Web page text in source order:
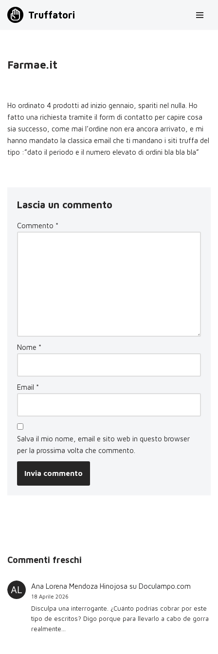
Truffatori
Farmae.it
Ho ordinato 4 prodotti ad inizio gennaio, spariti nel nulla. Ho
fatto una richiesta tramite il form di contatto per capire cosa
sia successo, come mai l’ordine non era ancora arrivato, e mi
hanno mandato la classica email che ti mandano i siti truffa del
tipo :”dato il periodo e il numero elevato di ordini bla bla bla”
Lascia un commento
Commento *
Nome *
Email *
Salva il mio nome, email e sito web in questo browser
per la prossima volta che commento.
Commenti freschi
Ana Lorena Mendoza Hinojosa su Doculampo.com
18 Aprile 2026
Disculpa una interrogante. ¿Cuánto podrías cobrar por este
tipo de escritos? Digo porque para llevarlo a cabo de gorra
realmente…